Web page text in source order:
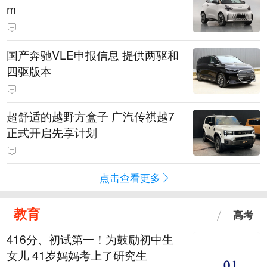
m
国产奔驰VLE申报信息 提供两驱和
四驱版本
超舒适的越野方盒子 广汽传祺越7
正式开启先享计划
点击查看更多
教育 高考
416分、初试第一！为鼓励初中生
女儿 41岁妈妈考上了研究生